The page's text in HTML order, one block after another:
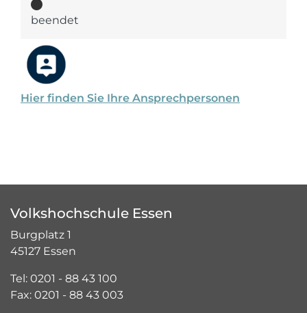
Hier finden Sie Ihre Ansprechpersonen
beendet
Volkshochschule Essen
Burgplatz 1
45127 Essen
Tel: 0201 - 88 43 100
Fax: 0201 - 88 43 003